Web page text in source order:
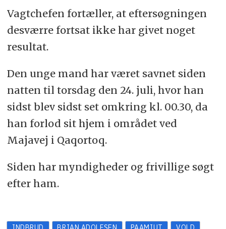
Vagtchefen fortæller, at eftersøgningen
desværre fortsat ikke har givet noget
resultat.
Den unge mand har været savnet siden
natten til torsdag den 24. juli, hvor han
sidst blev sidst set omkring kl. 00.30, da
han forlod sit hjem i området ved
Majavej i Qaqortoq.
Siden har myndigheder og frivillige søgt
efter ham.